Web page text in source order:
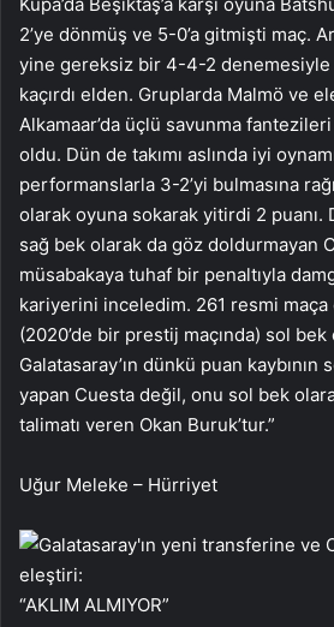
2’ye dönmüş ve 5-0’a gitmişti maç.
yine gereksiz bir 4-4-2 denemesiyle
kaçırdı elden. Gruplarda Malmö ve
Alkamaar’da üçlü savunma
oldu. Dün de takımı aslında iyi
performanslarla 3-2’yi bulmasına
olarak oyuna sokarak yitirdi 2 puanı.
sağ bek olarak da göz doldurmayan
müsabakaya tuhaf bir penaltıyla
kariyerini inceledim. 261 resmi maça
(2020’de bir prestij maçında) sol bek
Galatasaray’ın dünkü puan kaybının
yapan Cuesta değil, onu sol bek
talimatı veren Okan Buruk’tur.”
Uğur Meleke – Hürriyet
“AKLIM ALMIYOR”